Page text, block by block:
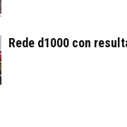
Rede d1000 con